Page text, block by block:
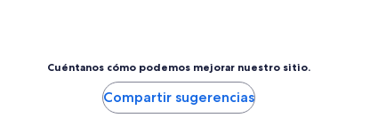
Cuéntanos cómo podemos mejorar nuestro sitio.
Compartir sugerencias